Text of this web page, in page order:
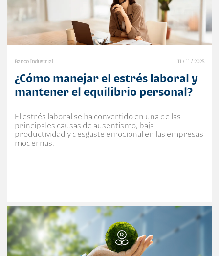
Banco Industrial 11 / 11 / 2025
¿Cómo manejar el estrés laboral y
mantener el equilibrio personal?
El estrés laboral se ha convertido en una de las
principales causas de ausentismo, baja
productividad y desgaste emocional en las empresas
modernas.